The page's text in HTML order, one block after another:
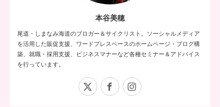
本谷美穂
尾道・しまなみ海道のブロガー＆サイクリスト。ソーシャルメディア
を活用した販促支援、ワードプレスベースのホームページ・ブログ構
築、就職・採用支援、ビジネスマナーなど各種セミナー＆アドバイス
を行っています。
Facebook